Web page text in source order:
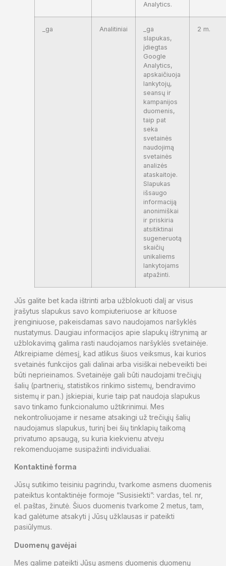
Analytics.
_ga Analitiniai
_ga
slapukas,
įdiegtas
Google
Analytics,
apskaičiuoja
lankytojų,
seansų ir
kampanijos
duomenis,
taip pat
seka
svetainės
naudojimą
svetainės
analizės
ataskaitoje.
Slapukas
išsaugo
informaciją
anonimiškai
ir priskiria
atsitiktinai
sugeneruotą
skaičių
unikaliems
lankytojams
atpažinti.
2 m.
Jūs galite bet kada ištrinti arba užblokuoti dalį ar visus
įrašytus slapukus savo kompiuteriuose ar kituose
įrenginiuose, pakeisdamas savo naudojamos naršyklės
nustatymus. Daugiau informacijos apie slapukų ištrynimą ar
užblokavimą galima rasti naudojamos naršyklės svetainėje.
Atkreipiame dėmesį, kad atlikus šiuos veiksmus, kai kurios
svetainės funkcijos gali dalinai arba visiškai nebeveikti bei
būti neprieinamos. Svetainėje gali būti naudojami trečiųjų
šalių (partnerių, statistikos rinkimo sistemų, bendravimo
sistemų ir pan.) įskiepiai, kurie taip pat naudoja slapukus
savo tinkamo funkcionalumo užtikrinimui. Mes
nekontroliuojame ir nesame atsakingi už trečiųjų šalių
naudojamus slapukus, turinį bei šių tinklapių taikomą
privatumo apsaugą, su kuria kiekvienu atveju
rekomenduojame susipažinti individualiai.
Kontaktinė forma
Jūsų sutikimo teisiniu pagrindu, tvarkome asmens duomenis
pateiktus kontaktinėje formoje “Susisiekti”: vardas, tel. nr,
el. paštas, žinutė. Šiuos duomenis tvarkome 2 metus, tam,
kad galėtume atsakyti į Jūsų užklausas ir pateikti
pasiūlymus.
Duomenų gavėjai
Mes galime pateikti Jūsų asmens duomenis duomenų